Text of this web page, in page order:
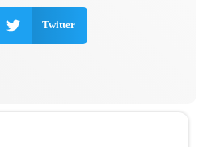
Twitter